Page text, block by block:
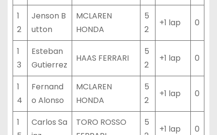
1
2
Jenson B
utton
MCLAREN
HONDA
5
2
+1 lap 0
1
3
Esteban
Gutierrez
HAAS FERRARI
5
2
+1 lap 0
1
4
Fernand
o Alonso
MCLAREN
HONDA
5
2
+1 lap 0
1
Carlos Sa
TORO ROSSO
5
+1 lap 0